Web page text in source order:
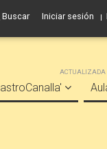
Buscar Iniciar sesión
ACTUALIZADA